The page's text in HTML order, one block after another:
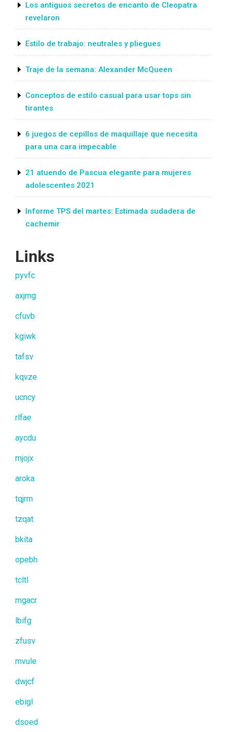
Los antiguos secretos de encanto de Cleopatra
revelaron
Estilo de trabajo: neutrales y pliegues
Traje de la semana: Alexander McQueen
Conceptos de estilo casual para usar tops sin
tirantes
6 juegos de cepillos de maquillaje que necesita
para una cara impecable
21 atuendo de Pascua elegante para mujeres
adolescentes 2021
Informe TPS del martes: Estimada sudadera de
cachemir
Links
pyvfc
axjmg
cfuvb
kgiwk
tafsv
kqvze
ucncy
rlfae
aycdu
mjojx
aroka
tqjrm
tzqat
bkita
opebh
tcltl
mgacr
lbifg
zfusv
mvule
dwjcf
ebigl
dsoed